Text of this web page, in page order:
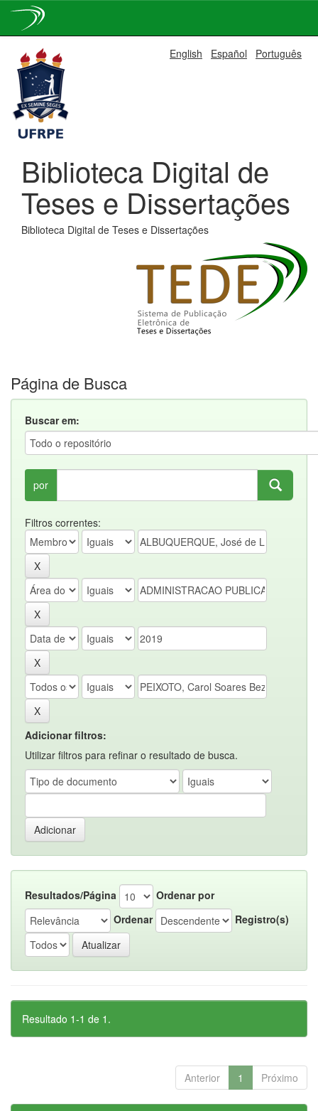
navigation
English Español Português
Biblioteca Digital de
Teses e Dissertações
Biblioteca Digital de Teses e Dissertações
Página de Busca
Buscar em:
por
Filtros correntes:
Adicionar filtros:
Utilizar filtros para refinar o resultado de busca.
Resultados/Página
Ordenar por
Ordenar
Registro(s)
Resultado 1-1 de 1.
Anterior 1 Próximo